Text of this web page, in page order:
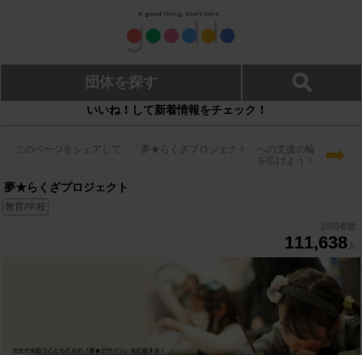
団体を探す
いいね！して新着情報をチェック！
このページをシェアして、「夢★らくざプロジェクト」への支援の輪
を広げよう！
➡
夢★らくざプロジェクト
教育/学校
訪問者数
111,638 人